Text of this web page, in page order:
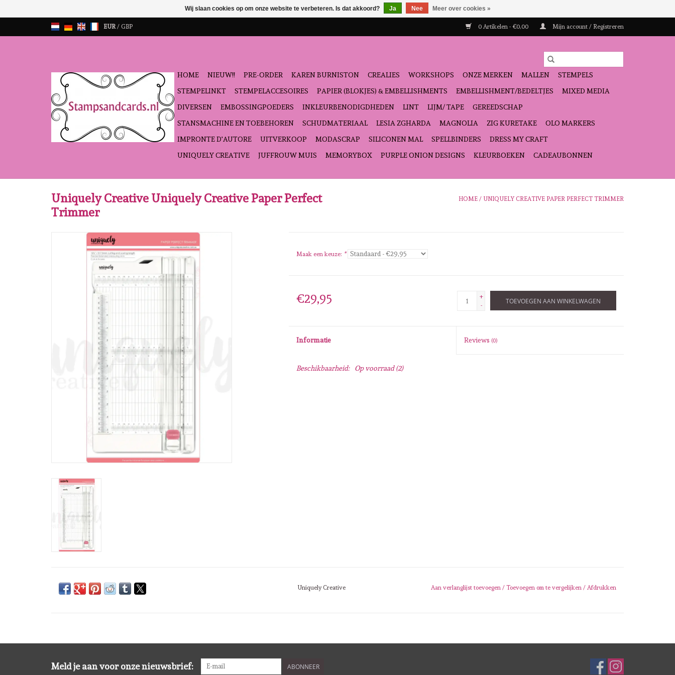
EUR/ GBP 0 Artikelen - €0,00 Mijn account / Registreren
HOME NIEUW!! PRE-ORDER KAREN BURNISTON CREALIES WORKSHOPS ONZE MERKEN MALLEN
STEMPELS
STEMPELINKT
STEMPELACCESOIRES PAPIER (BLOKJES) & EMBELLISHMENTS EMBELLISHMENT/BEDELTJES
MIXED MEDIA
DIVERSEN
EMBOSSINGPOEDERS INKLEURBENODIGDHEDEN LINT LIJM/ TAPE
GEREEDSCHAP
STANSMACHINE EN TOEBEHOREN
SCHUDMATERIAAL LESIA ZGHARDA MAGNOLIA ZIG KURETAKE
OLO MARKERS
IMPRONTE D'AUTORE
UITVERKOOP MODASCRAP SILICONEN MAL SPELLBINDERS
DRESS MY CRAFT
UNIQUELY CREATIVE
JUFFROUW MUIS MEMORYBOX PURPLE ONION DESIGNS KLEURBOEKEN CADEAUBONNEN
Uniquely Creative Uniquely Creative Paper Perfect
Trimmer
HOME / UNIQUELY CREATIVE PAPER PERFECT TRIMMER
Maak een keuze: *
€29,95
+
-
TOEVOEGEN AAN WINKELWAGEN
Informatie Reviews (0)
Beschikbaarheid: Op voorraad(2)
Uniquely Creative Aan verlanglijst toevoegen / Toevoegen om te vergelijken / Afdrukken
Meld je aan voor onze nieuwsbrief: ABONNEER
Wij slaan cookies op om onze website te verbeteren. Is dat akkoord? Ja Nee Meer over cookies »